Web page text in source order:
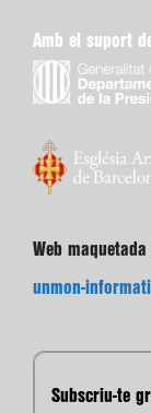
Amb el suport
Web maquetada
unmon-
Subscriu-te